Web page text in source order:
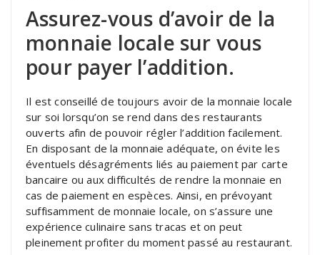
Assurez-vous d’avoir de la
monnaie locale sur vous
pour payer l’addition.
Il est conseillé de toujours avoir de la monnaie locale
sur soi lorsqu’on se rend dans des restaurants
ouverts afin de pouvoir régler l’addition facilement.
En disposant de la monnaie adéquate, on évite les
éventuels désagréments liés au paiement par carte
bancaire ou aux difficultés de rendre la monnaie en
cas de paiement en espèces. Ainsi, en prévoyant
suffisamment de monnaie locale, on s’assure une
expérience culinaire sans tracas et on peut
pleinement profiter du moment passé au restaurant.